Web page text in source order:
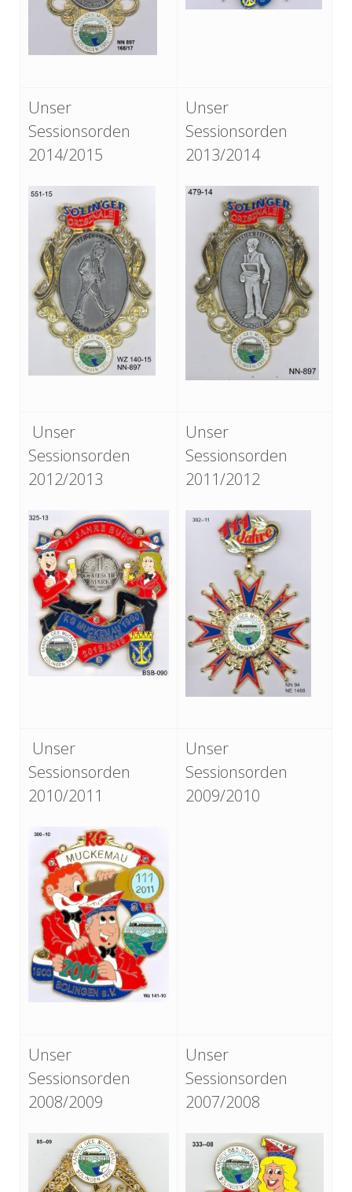
Unser
Sessionsorden
2014/2015
Unser
Sessionsorden
2013/2014
Unser
Sessionsorden
2012/2013
Unser
Sessionsorden
2011/2012
Unser
Sessionsorden
2010/2011
Unser
Sessionsorden
2009/2010
Unser
Sessionsorden
2008/2009
Unser
Sessionsorden
2007/2008